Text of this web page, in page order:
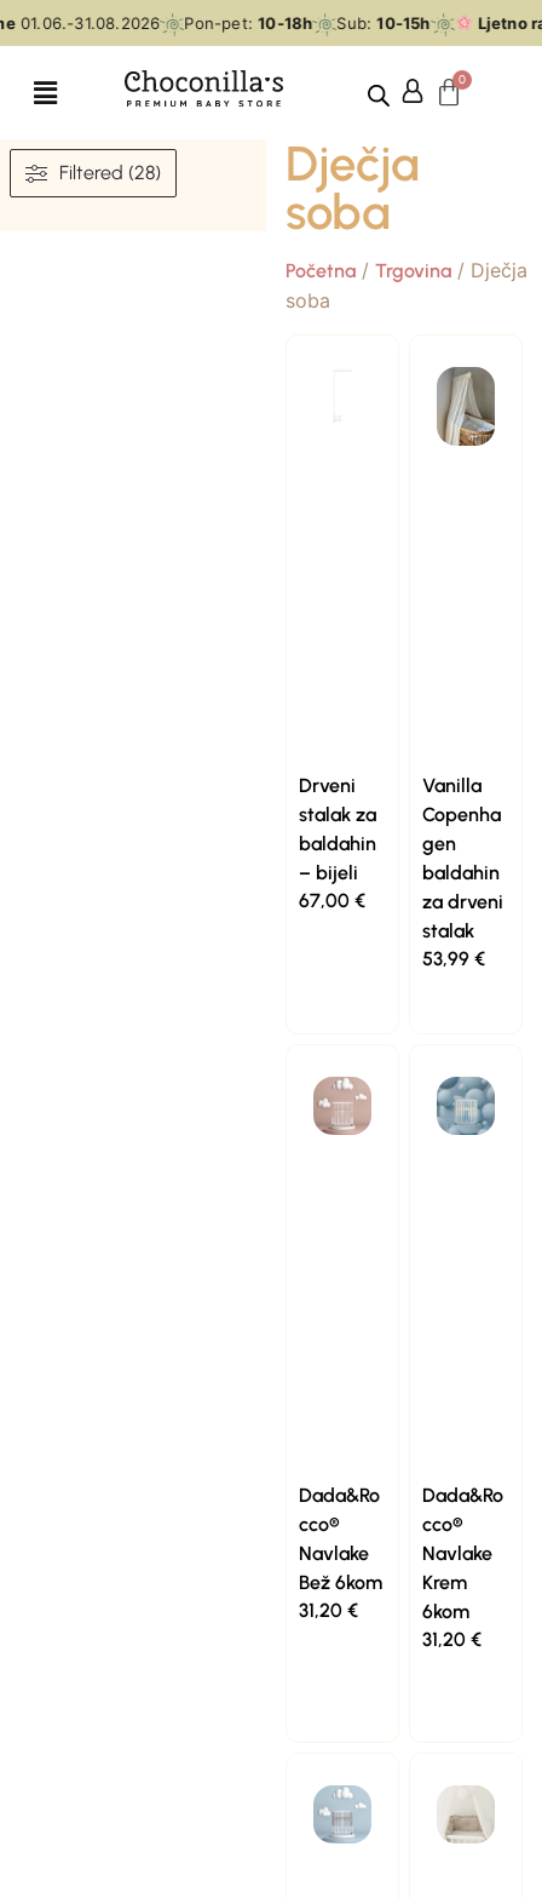
01.06.-31.08.2026 Pon-pet:10-18h Sub:10-15h Ljetno
Filtered (28)
Dječja
soba
Početna/ Trgovina/ Dječja
soba
Drveni
stalak za
baldahin
– bijeli
67,00 €
Vanilla
Copenha
gen
baldahin
za drveni
stalak
53,99 €
Dada&Ro
cco®
Navlake
Bež 6kom
31,20 €
Dada&Ro
cco®
Navlake
Krem
6kom
31,20 €